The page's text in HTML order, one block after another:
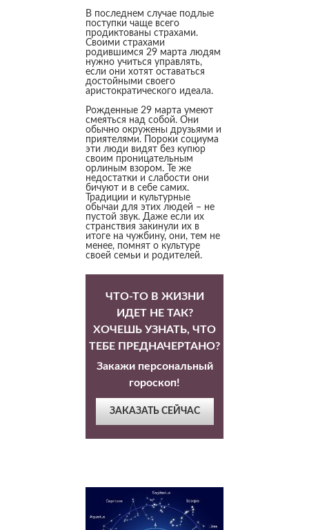
В последнем случае подлые
поступки чаще всего
продиктованы страхами.
Своими страхами
родившимся 29 марта людям
нужно учиться управлять,
если они хотят оставаться
достойными своего
аристократического идеала.
Рожденные 29 марта умеют
смеяться над собой. Они
обычно окружены друзьями и
приятелями. Пороки социума
эти люди видят без купюр
своим проницательным
орлиным взором. Те же
недостатки и слабости они
бичуют и в себе самих.
Традиции и культурные
обычаи для этих людей – не
пустой звук. Даже если их
странствия закинули их в
итоге на чужбину, они, тем не
менее, помнят о культуре
своей семьи и родителей.
ЧТО-ТО В ЖИЗНИ
ИДЕТ НЕ ТАК?
ХОЧЕШЬ УЗНАТЬ, ЧТО
ТЕБЕ ПРЕДНАЧЕРТАНО?
Закажи персональный
гороскоп!
ЗАКАЗАТЬ СЕЙЧАС